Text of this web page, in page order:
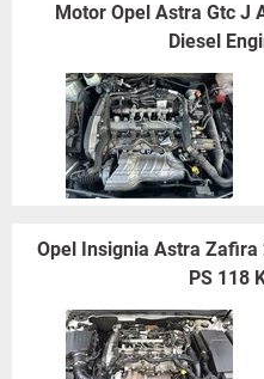
Motor Opel Astra Gtc J
Diesel
Opel Insignia Astra Zafira
PS 118